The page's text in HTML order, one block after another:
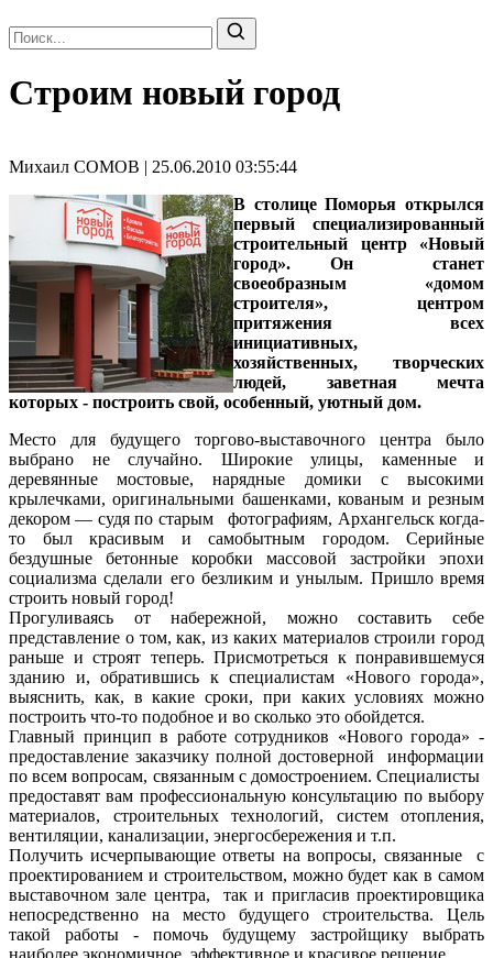
Строим новый город
Михаил СОМОВ | 25.06.2010 03:55:44
В столице Поморья открылся
первый специализированный
строительный центр «Новый
город». Он станет
своеобразным «домом
строителя», центром
притяжения всех
инициативных,
хозяйственных, творческих
людей, заветная мечта
которых - построить свой, особенный, уютный дом.
Место для будущего торгово-выставочного центра было
выбрано не случайно. Широкие улицы, каменные и
деревянные мостовые, нарядные домики с высокими
крылечками, оригинальными башенками, кованым и резным
декором — судя по старым фотографиям, Архангельск когда-
то был красивым и самобытным городом. Серийные
бездушные бетонные коробки массовой застройки эпохи
социализма сделали его безликим и унылым. Пришло время
строить новый город!
Прогуливаясь от набережной, можно составить себе
представление о том, как, из каких материалов строили город
раньше и строят теперь. Присмотреться к понравившемуся
зданию и, обратившись к специалистам «Нового города»,
выяснить, как, в какие сроки, при каких условиях можно
построить что-то подобное и во сколько это обойдется.
Главный принцип в работе сотрудников «Нового города» -
предоставление заказчику полной достоверной информации
по всем вопросам, связанным с домостроением. Специалисты
предоставят вам профессиональную консультацию по выбору
материалов, строительных технологий, систем отопления,
вентиляции, канализации, энергосбережения и т.п.
Получить исчерпывающие ответы на вопросы, связанные с
проектированием и строительством, можно будет как в самом
выставочном зале центра, так и пригласив проектировщика
непосредственно на место будущего строительства. Цель
такой работы - помочь будущему застройщику выбрать
наиболее экономичное, эффективное и красивое решение.